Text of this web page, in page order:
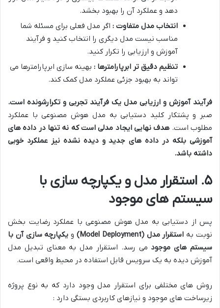
دهد و عملکرد آن را بهبود بخشد.
انتخاب مدل متفاوت : اگر مدل فعلی برای مسئله شما
مناسب نیست مدل دیگری را انتخاب کنید و فرآیند
آموزش و ارزیابی را تکرار کنید.
تنظیم دقیق تر ابرپارامترها : بهینه سازی ابرپارامترها می
تواند به بهبود جزئی عملکرد مدل کمک کند.
فرآیند آموزش و ارزیابی مدل یک فرآیند تجربی و تکرارشونده است.
صبر و پشتکار کلید دستیابی به مدل هوش مصنوعی با عملکرد
مطلوب است. هدف نهایی ایجاد مدلی است که نه تنها در داده های
آموزشی بلکه در داده های جدید و دیده نشده نیز عملکرد خوبی
داشته باشد.
۵. استقرار مدل و یکپارچه سازی با
سیستم های موجود
پس از دستیابی به مدل هوش مصنوعی با عملکرد رضایت بخش
نوبت به استقرار مدل (Model Deployment) و یکپارچه سازی آن با
سیستم های موجود می رسد. استقرار مدل به معنای تبدیل مدل
آموزش دیده به یک سرویس قابل استفاده در محیط واقعی است.
روش های مختلفی برای استقرار مدل وجود دارد که به نوع پروژه
زیرساخت های موجود و نیازهای کاربردی بستگی دارد :